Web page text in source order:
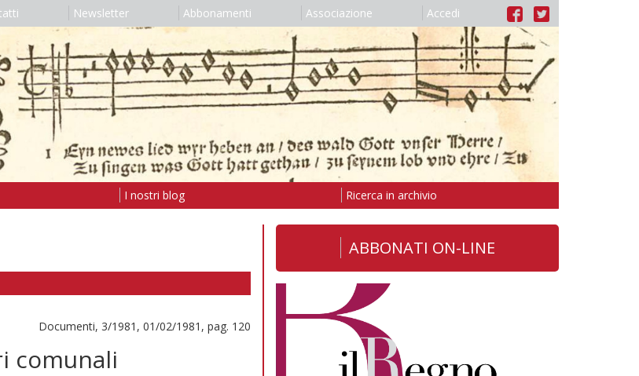
Newsletter Abbonamenti Associazione Accedi
I nostri blog Ricerca in archivio
Documenti, 3/1981, 01/02/1981, pag. 120
comunali
ABBONATI ON-LINE